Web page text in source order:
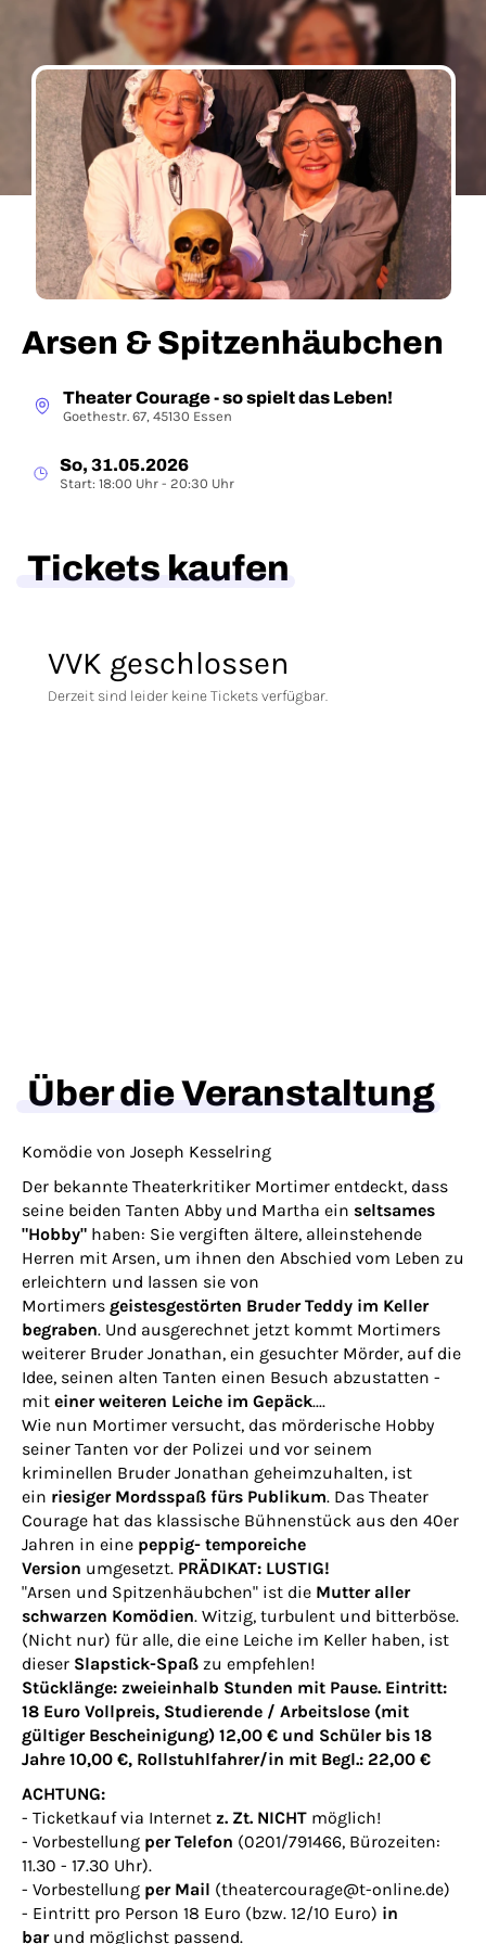
Arsen & Spitzenhäubchen
Theater Courage - so spielt das Leben!
Goethestr. 67, 45130 Essen
So, 31.05.2026
Start: 18:00 Uhr - 20:30 Uhr
Tickets kaufen
VVK geschlossen
Derzeit sind leider keine Tickets verfügbar.
Über die Veranstaltung
Komödie von Joseph Kesselring
Der bekannte Theaterkritiker Mortimer entdeckt, dass
seine beiden Tanten Abby und Martha ein seltsames
"Hobby" haben: Sie vergiften ältere, alleinstehende
Herren mit Arsen, um ihnen den Abschied vom Leben zu
erleichtern und lassen sie von
Mortimers geistesgestörten Bruder Teddy im Keller
begraben. Und ausgerechnet jetzt kommt Mortimers
weiterer Bruder Jonathan, ein gesuchter Mörder, auf die
Idee, seinen alten Tanten einen Besuch abzustatten -
mit einer weiteren Leiche im Gepäck....
Wie nun Mortimer versucht, das mörderische Hobby
seiner Tanten vor der Polizei und vor seinem
kriminellen Bruder Jonathan geheimzuhalten, ist
ein riesiger Mordsspaß fürs Publikum. Das Theater
Courage hat das klassische Bühnenstück aus den 40er
Jahren in eine peppig- temporeiche
Version umgesetzt. PRÄDIKAT: LUSTIG!
"Arsen und Spitzenhäubchen" ist die Mutter aller
schwarzen Komödien. Witzig, turbulent und bitterböse.
(Nicht nur) für alle, die eine Leiche im Keller haben, ist
dieser Slapstick-Spaß zu empfehlen!
Stücklänge: zweieinhalb Stunden mit Pause. Eintritt:
18 Euro Vollpreis, Studierende / Arbeitslose (mit
gültiger Bescheinigung) 12,00 € und Schüler bis 18
Jahre 10,00 €, Rollstuhlfahrer/in mit Begl.: 22,00 €
ACHTUNG:
- Ticketkauf via Internet z. Zt. NICHT möglich!
- Vorbestellung per Telefon (0201/791466, Bürozeiten:
11.30 - 17.30 Uhr).
- Vorbestellung per Mail (theatercourage@t-online.de)
- Eintritt pro Person 18 Euro (bzw. 12/10 Euro) in
barund möglichst passend.